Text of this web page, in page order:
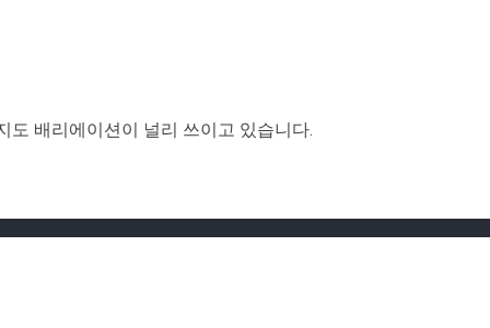
배리에이션이 널리 쓰이고 있습니다.